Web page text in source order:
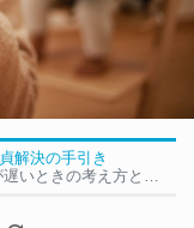
解決の手引き
｜浮気の問題解決の5ステップ